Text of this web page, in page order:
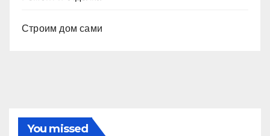
Строим дом сами
You missed